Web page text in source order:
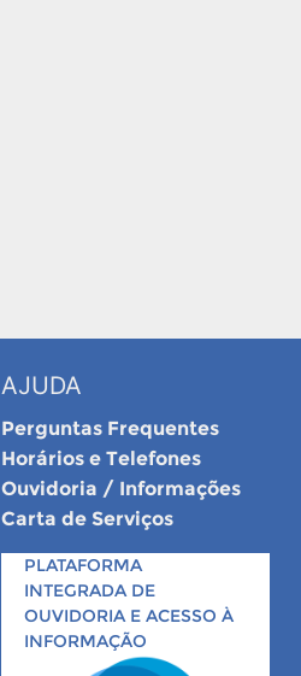
AJUDA
Perguntas Frequentes
Horários e Telefones
Ouvidoria / Informações
Carta de Serviços
PLATAFORMA
INTEGRADA DE
OUVIDORIA E ACESSO À
INFORMAÇÃO